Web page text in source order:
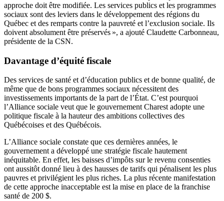
approche doit être modifiée. Les services publics et les programmes
sociaux sont des leviers dans le développement des régions du
Québec et des remparts contre la pauvreté et l’exclusion sociale. Ils
doivent absolument être préservés », a ajouté Claudette Carbonneau,
présidente de la CSN.
Davantage d’équité fiscale
Des services de santé et d’éducation publics et de bonne qualité, de
même que de bons programmes sociaux nécessitent des
investissements importants de la part de l’État. C’est pourquoi
l’Alliance sociale veut que le gouvernement Charest adopte une
politique fiscale à la hauteur des ambitions collectives des
Québécoises et des Québécois.
L’Alliance sociale constate que ces dernières années, le
gouvernement a développé une stratégie fiscale hautement
inéquitable. En effet, les baisses d’impôts sur le revenu consenties
ont aussitôt donné lieu à des hausses de tarifs qui pénalisent les plus
pauvres et privilégient les plus riches. La plus récente manifestation
de cette approche inacceptable est la mise en place de la franchise
santé de 200 $.